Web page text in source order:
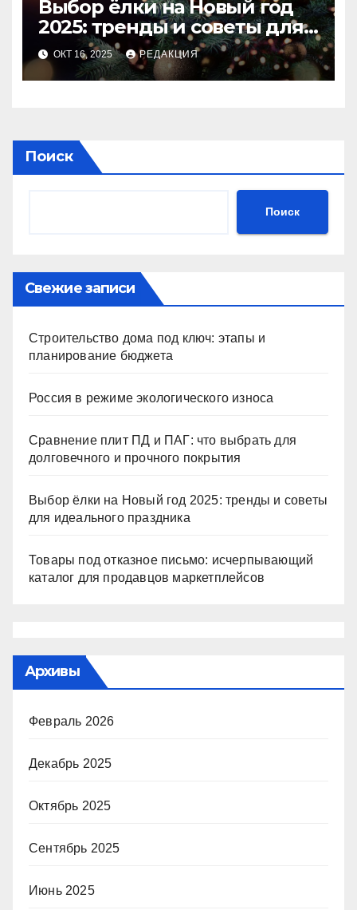
Выбор ёлки на Новый год
2025: тренды и советы для
идеального праздника
ОКТ 16, 2025 РЕДАКЦИЯ
Поиск
Поиск
Свежие записи
Строительство дома под ключ: этапы и
планирование бюджета
Россия в режиме экологического износа
Сравнение плит ПД и ПАГ: что выбрать для
долговечного и прочного покрытия
Выбор ёлки на Новый год 2025: тренды и советы
для идеального праздника
Товары под отказное письмо: исчерпывающий
каталог для продавцов маркетплейсов
Архивы
Февраль 2026
Декабрь 2025
Октябрь 2025
Сентябрь 2025
Июнь 2025